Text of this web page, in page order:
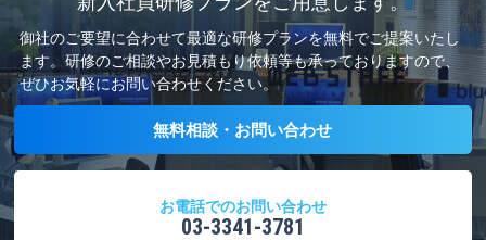
御社のご要望に合わせて最適な研修プランを無料でご提案いたし
ます。 研修のご相談やお見積もり依頼等も承っておりますので、
ぜひお気軽にお問い合わせください。
無料相談・お問い合わせ
お電話でのお問い合わせ
03-3341-3781